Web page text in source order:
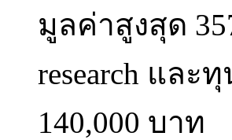
มูลค่าสูงสุด
research แล
140,000 บาท